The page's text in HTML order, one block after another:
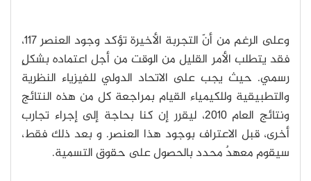
وعلى الرغم من أنّ التجربة الأخيرة تؤكد وجود العنصر 117،
فقد يتطلب الأمر القليل من الوقت من أجل اعتماده بشكلٍ
رسمي. حيث يجب على الاتحاد الدولي للفيزياء النظرية
والتطبيقية وللكيمياء القيام بمراجعة كل من هذه النتائج
ونتائج العام 2010، ليقرر إن كنا بحاجة إلى إجراء تجارب
أخرى، قبل الاعتراف بوجود هذا العنصر. و بعد ذلك فقط،
سيقوم معهدٌ محدد بالحصول على حقوق التسمية.